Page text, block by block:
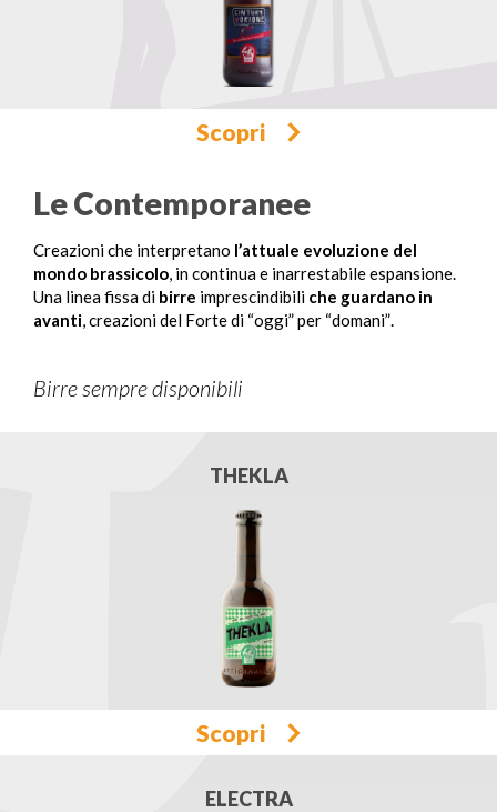
Scopri
Le Contemporanee
Creazioni che interpretano l’attuale evoluzione del
mondo brassicolo, in continua e inarrestabile espansione.
Una linea fissa di birre imprescindibili che guardano in
avanti, creazioni del Forte di “oggi” per “domani”.
Birre sempre disponibili
THEKLA
Scopri
ELECTRA